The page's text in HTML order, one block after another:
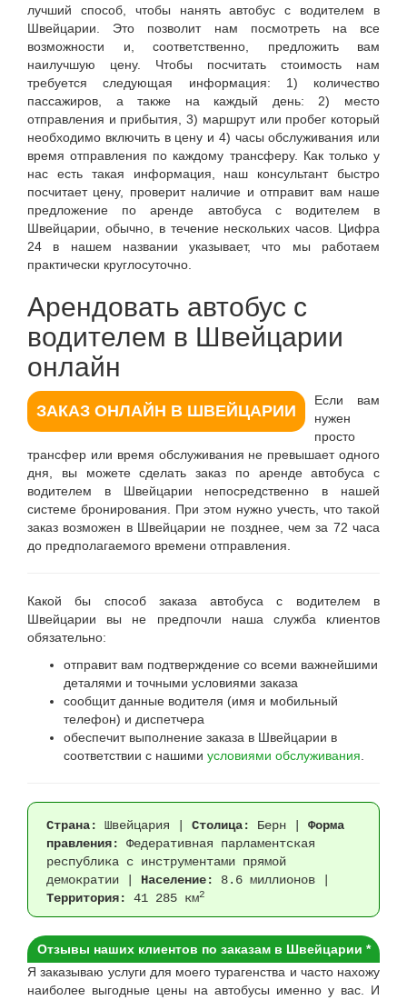
лучший способ, чтобы нанять автобус с водителем в
Швейцарии. Это позволит нам посмотреть на все
возможности и, соответственно, предложить вам
наилучшую цену. Чтобы посчитать стоимость нам
требуется следующая информация: 1) количество
пассажиров, а также на каждый день: 2) место
отправления и прибытия, 3) маршрут или пробег который
необходимо включить в цену и 4) часы обслуживания или
время отправления по каждому трансферу. Как только у
нас есть такая информация, наш консультант быстро
посчитает цену, проверит наличие и отправит вам наше
предложение по аренде автобуса с водителем в
Швейцарии, обычно, в течение нескольких часов. Цифра
24 в нашем названии указывает, что мы работаем
практически круглосуточно.
Арендовать автобус с
водителем в Швейцарии
онлайн
ЗАКАЗ ОНЛАЙН В ШВЕЙЦАРИИ
Если вам
нужен
просто
трансфер или время обслуживания не превышает одного
дня, вы можете сделать заказ по аренде автобуса с
водителем в Швейцарии непосредственно в нашей
системе бронирования. При этом нужно учесть, что такой
заказ возможен в Швейцарии не позднее, чем за 72 часа
до предполагаемого времени отправления.
Какой бы способ заказа автобуса с водителем в
Швейцарии вы не предпочли наша служба клиентов
обязательно:
отправит вам подтверждение со всеми важнейшими
деталями и точными условиями заказа
сообщит данные водителя (имя и мобильный
телефон) и диспетчера
обеспечит выполнение заказа в Швейцарии в
соответствии с нашими условиями обслуживания
Страна: Швейцария Столица: Берн | Форма
правления:
Федеративная парламентская
республика с инструментами прямой
демократии | Население:
8.6 миллионов |
Территория:
41 285 км2
Отзывы наших клиентов по заказам в Швейцарии *
Я заказываю услуги для моего турагенства и часто нахожу
наиболее выгодные цены на автобусы именно у вас. И